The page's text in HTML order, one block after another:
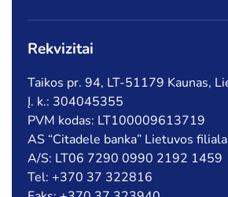
Rekvizitai
Taikos pr. 94, LT-51179 Kaunas,
Į. k.: 304045355
PVM kodas: LT100009613719
AS “Citadele banka” Lietuvos
A/S: LT06 7290 0990 2192 1459
Tel: +370 37 322816